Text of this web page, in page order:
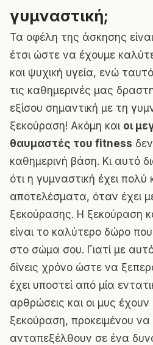
γυμναστική;
Τα οφέλη της άσκησης
έτσι ώστε να έχουμε
και ψυχική υγεία, ενώ
τις καθημερινές μας
εξίσου σημαντική με τη
ξεκούραση! Ακόμη και οι
θαυμαστές του fitness
καθημερινή βάση. Κι αυτό
ότι η γυμναστική έχει
αποτελέσματα, όταν έχει
ξεκούρασης. Η ξεκούραση
είναι το καλύτερο δώρο
στο σώμα σου. Γιατί με
δίνεις χρόνο ώστε να
έχει υποστεί από μία
αρθρώσεις και οι μυς
ξεκούραση, προκειμένου
ανταπεξέλθουν σε ένα